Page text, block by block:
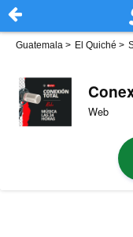
Guatemala > El Quiché >
Web